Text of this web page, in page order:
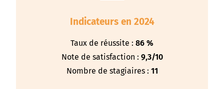
Indicateurs en 2024
Taux de réussite : 86 %
Note de satisfaction : 9,3/10
Nombre de stagiaires : 11